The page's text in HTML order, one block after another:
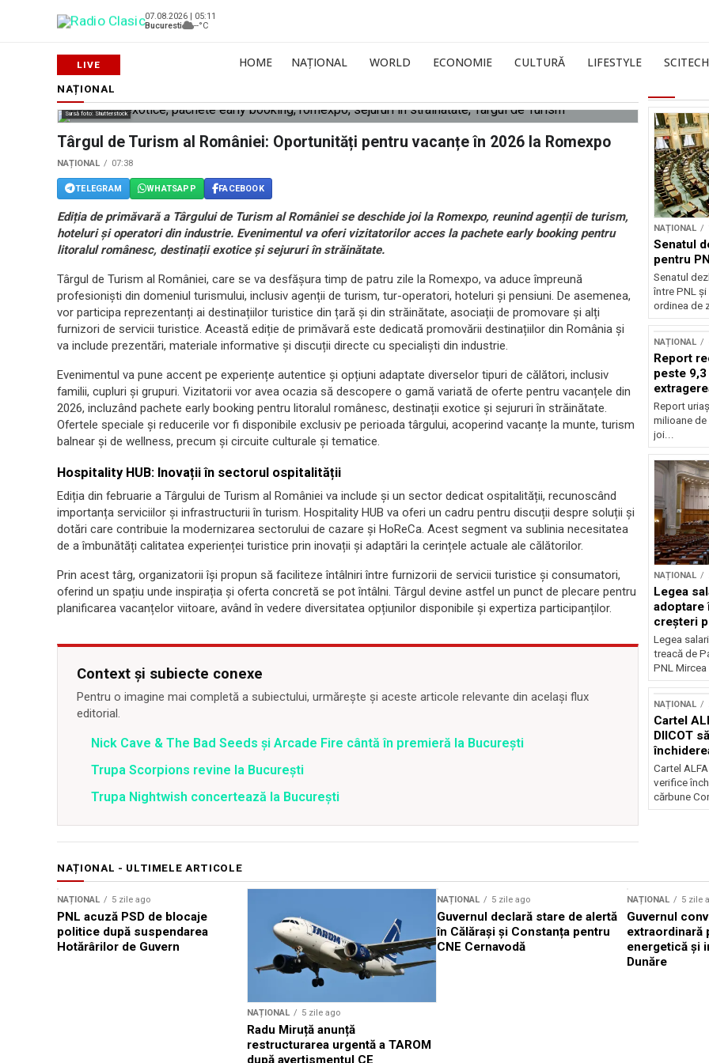
07.08.2026 | 05:11
Bucuresti
--°C
HOME NAȚIONAL WORLD ECONOMIE CULTURĂ LIFESTYLE SCITECH
NAȚIONAL
Sursă foto: Shutterstock
Târgul de Turism al României: Oportunități pentru vacanțe în 2026 la Romexpo
NAȚIONAL 07:38
TELEGRAM WHATSAPP FACEBOOK
Ediția de primăvară a Târgului de Turism al României se deschide joi la Romexpo, reunind agenții de turism,
hoteluri și operatori din industrie. Evenimentul va oferi vizitatorilor acces la pachete early booking pentru
litoralul românesc, destinații exotice și sejururi în străinătate.
Târgul de Turism al României, care se va desfășura timp de patru zile la Romexpo, va aduce împreună
profesioniști din domeniul turismului, inclusiv agenții de turism, tur-operatori, hoteluri și pensiuni. De asemenea,
vor participa reprezentanți ai destinațiilor turistice din țară și din străinătate, asociații de promovare și alți
furnizori de servicii turistice. Această ediție de primăvară este dedicată promovării destinațiilor din România și
va include prezentări, materiale informative și discuții directe cu specialiști din industrie.
Evenimentul va pune accent pe experiențe autentice și opțiuni adaptate diverselor tipuri de călători, inclusiv
familii, cupluri și grupuri. Vizitatorii vor avea ocazia să descopere o gamă variată de oferte pentru vacanțele din
2026, incluzând pachete early booking pentru litoralul românesc, destinații exotice și sejururi în străinătate.
Ofertele speciale și reducerile vor fi disponibile exclusiv pe perioada târgului, acoperind vacanțe la munte, turism
balnear și de wellness, precum și circuite culturale și tematice.
Hospitality HUB: Inovații în sectorul ospitalității
Ediția din februarie a Târgului de Turism al României va include și un sector dedicat ospitalității, recunoscând
importanța serviciilor și infrastructurii în turism. Hospitality HUB va oferi un cadru pentru discuții despre soluții și
dotări care contribuie la modernizarea sectorului de cazare și HoReCa. Acest segment va sublinia necesitatea
de a îmbunătăți calitatea experienței turistice prin inovații și adaptări la cerințele actuale ale călătorilor.
Prin acest târg, organizatorii își propun să faciliteze întâlniri între furnizorii de servicii turistice și consumatori,
oferind un spațiu unde inspirația și oferta concretă se pot întâlni. Târgul devine astfel un punct de plecare pentru
planificarea vacanțelor viitoare, având în vedere diversitatea opțiunilor disponibile și expertiza participanților.
Context și subiecte conexe
Pentru o imagine mai completă a subiectului, urmărește și aceste articole relevante din același flux
editorial.
Nick Cave & The Bad Seeds şi Arcade Fire cântă în premieră la Bucureşti
Trupa Scorpions revine la Bucureşti
Trupa Nightwish concertează la Bucureşti
NAȚIONAL
Senatul
pentru
Senatul
între PNL și
ordinea de
NAȚIONAL
Report
peste
Report
milioane de
joi...
NAȚIONAL
Legea
adoptare
creșteri
Legea
treacă de
PNL
NAȚIONAL
Cartel
DIICOT
cărbune
Cartel
verifice
cărbune
NAȚIONAL - ULTIMELE ARTICOLE
NAȚIONAL 5 zile ago
PNL acuză PSD de blocaje
politice după suspendarea
Hotărârilor de Guvern
NAȚIONAL 5 zile ago
Radu Miruță anunță
restructurarea urgentă a TAROM
după avertismentul CE
NAȚIONAL 5 zile ago
Guvernul declară stare de alertă
în Călărași și Constanța pentru
CNE Cernavodă
NAȚIONAL 5 zile
Guvernul
extraordinară
energetică și
Dunăre